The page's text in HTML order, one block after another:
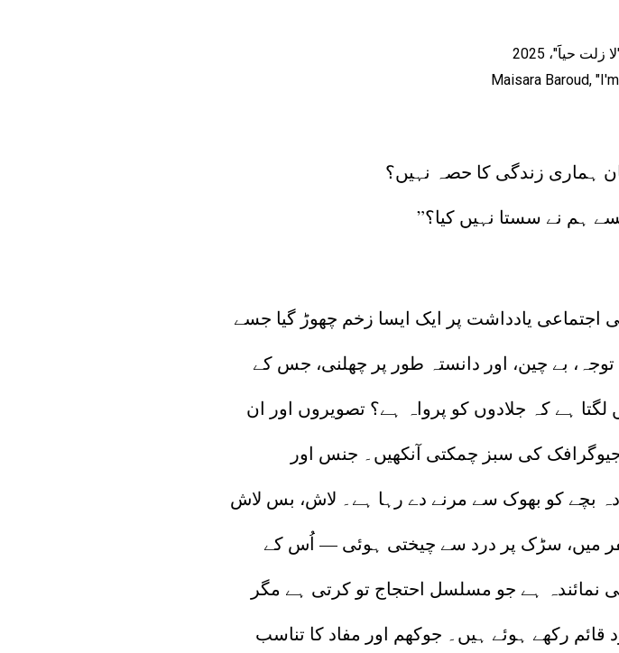
زلت حیاََ
Maisara Baroud,
ہماری زندگی کا حصہ نہیں؟
ہم نے سستا نہیں کیا؟”
کی اجتماعی یادداشت پر ایک ایسا زخم چھوڑ گیا جسے
بے چین، اور دانستہ طور پر چھلنی، جس کے
ہے کہ جلادوں کو پرواہ ہے؟ تصویروں اور ان
کی سبز چمکتی آنکھیں۔ جنس اور
بچے کو بھوک سے مرنے دے رہا ہے۔ لاش، بس لاش
میں، سڑک پر درد سے چیختی ہوئی — اُس کے
ہے جو مسلسل احتجاج تو کرتی ہے مگر
رکھے ہوئے ہیں۔ جوکھم اور مفاد کا تناسب